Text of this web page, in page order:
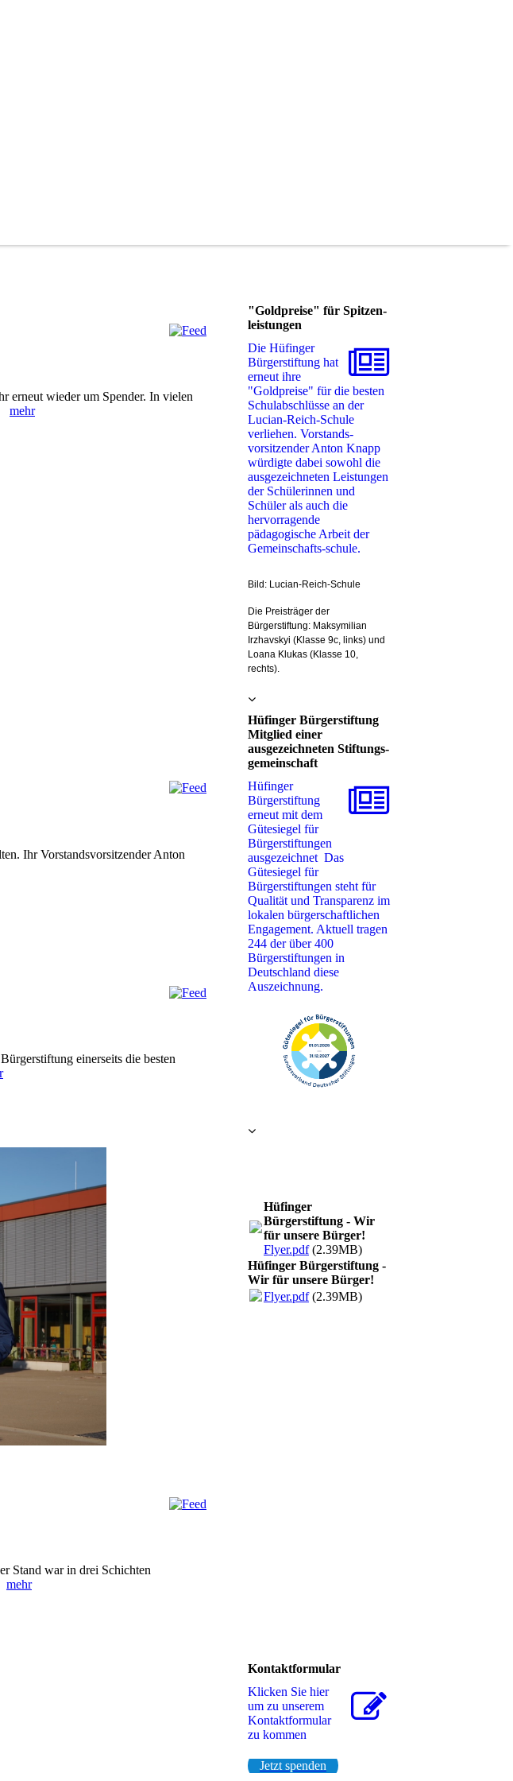
‎erneut wieder um Spender. In vielen
mehr
Ihr ‎Vorstandsvorsitzender Anton
einerseits die besten
Stand war ‎in drei Schichten
mehr
"Goldpreise" für Spitzen-
leistungen
Die Hüfinger
Bürgerstiftung hat
erneut ihre
"Goldpreise" für die besten
Schulabschlüsse an der
Lucian-Reich-Schule
verliehen. Vorstands-
vorsitzender Anton Knapp
würdigte dabei sowohl die
ausgezeichneten Leistungen
der Schülerinnen und
Schüler als auch die
hervorragende
pädagogische Arbeit der
Gemeinschafts-schule.
Bild: Lucian-Reich-Schule
Die Preisträger der
Bürgerstiftung: Maksymilian
Irzhavskyi (Klasse 9c, links) und
Loana Klukas (Klasse 10,
rechts).
Hüfinger Bürgerstiftung
Mitglied einer
ausgezeichneten Stiftungs-
gemeinschaft
Hüfinger
Bürgerstiftung
erneut mit dem
Gütesiegel für
Bürgerstiftungen
ausgezeichnet ‎ Das
Gütesiegel für
Bürgerstiftungen steht für
Qualität und Transparenz im
lokalen ‎bürgerschaftlichen
Engagement. Aktuell tragen
244 der über 400
Bürgerstiftungen in
Deutschland ‎diese
Auszeichnung. ‎
Hüfinger
Bürgerstiftung - Wir
für unsere Bürger!
Flyer.pdf(2.39MB)
Hüfinger Bürgerstiftung -
Wir für unsere Bürger!
Flyer.pdf(2.39MB)
Kontaktformular
Klicken Sie hier
um zu unserem
Kon­takt­for­mu­lar
zu kommen
Jetzt spenden